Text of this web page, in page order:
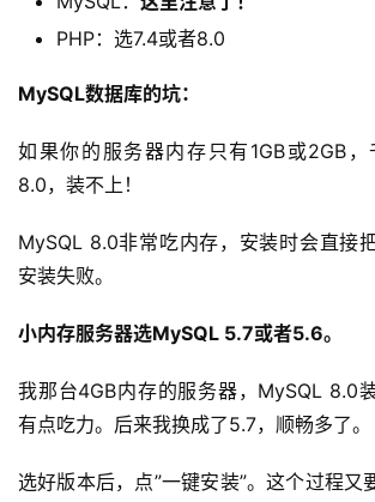
PHP：选7.4或者8.0
MySQL数据库的坑：
如果你的服务器内存只有1GB或2GB
8.0，装不上！
MySQL 8.0非常吃内存，安装时会直接
安装失败。
小内存服务器选MySQL 5.7或者5.6。
我那台4GB内存的服务器，MySQL 8.0
有点吃力。后来我换成了5.7，顺畅多了。
选好版本后，点”一键安装”。这个过程又